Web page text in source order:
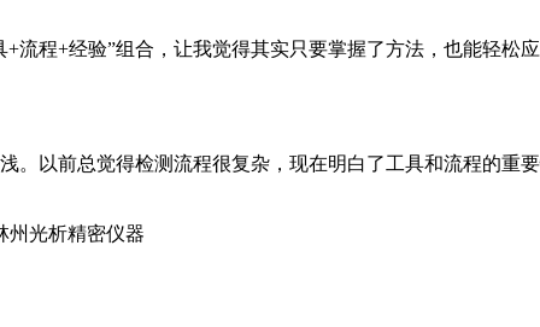
程+经验”组合，让我觉得其实只要掌握了方法，也能轻松应
以前总觉得检测流程很复杂，现在明白了工具和流程的重要